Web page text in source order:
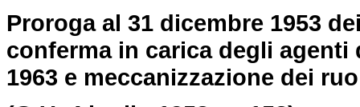
Proroga al 31 dicembre 1953
conferma in carica degli
1963 e meccanizzazione dei